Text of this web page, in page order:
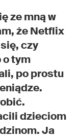
ze mną w
że Netflix
czy
o tym
po prostu
dzieciom
Ja